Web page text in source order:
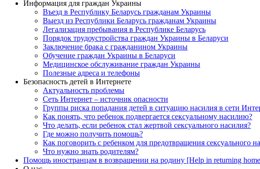
Информация для граждан Украины
Въезд в Республику Беларусь гражданам Украины
Выезд из Республики Беларусь гражданам Украины
Легализация пребывания в Республике Беларусь
Порядок трудоустройства граждан Украины в Беларуси
Заключение брака с гражданином Украины
Обучение граждан Украины в Беларуси
Медицинское обслуживание граждан Украины
Полезные адреса и телефоны
Безопасность детей в Интернете
Актуальность проблемы
Сеть Интернет – источник опасности
Группы риска попадания детей в ситуацию насилия в сети
Как понять, что ребенок подвергается сексуальному насилию?
Что делать, если ребенок стал жертвой сексуального насилия?
Где можно получить помощь?
Как поговорить с ребенком для предотвращения сексуального
Что нужно знать родителям?
Помощь иностранцам в возвращении на родину [Help in returning